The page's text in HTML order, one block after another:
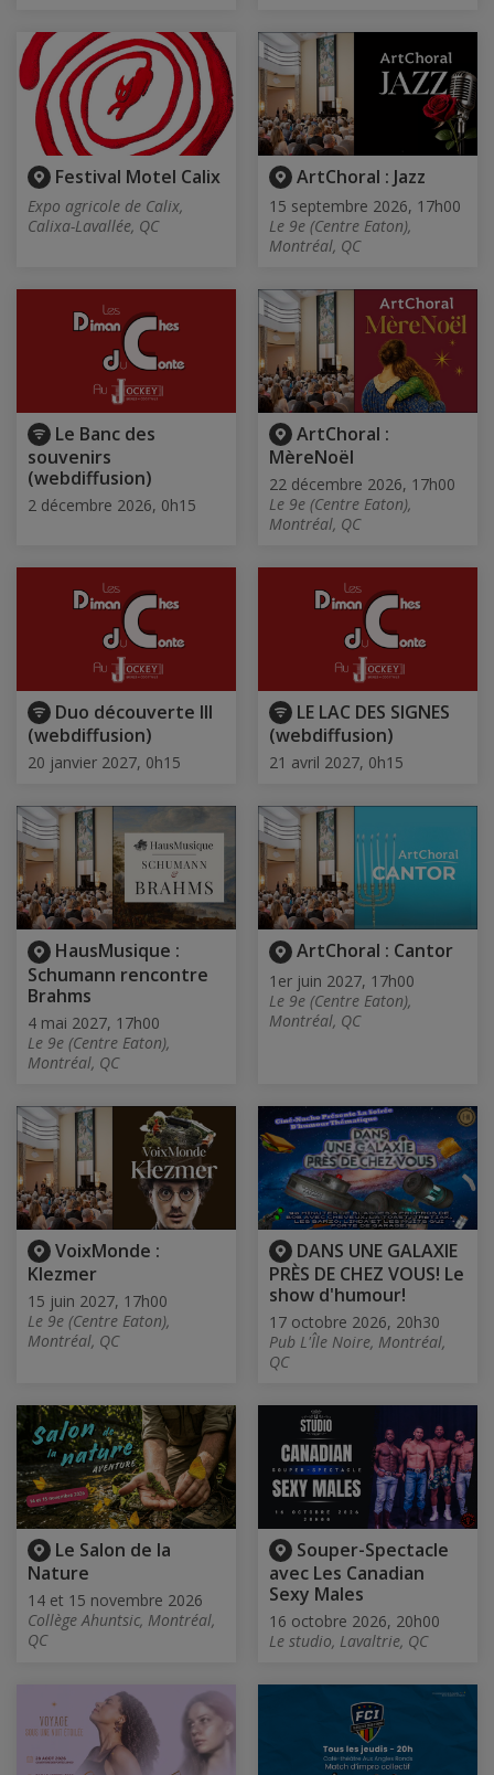
Festival Motel Calix
Expo agricole de Calix,
Calixa-Lavallée, QC
ArtChoral : Jazz
15 septembre 2026, 17h00
Le 9e (Centre Eaton),
Montréal, QC
Le Banc des
souvenirs
(webdiffusion)
2 décembre 2026, 0h15
ArtChoral :
MèreNoël
22 décembre 2026, 17h00
Le 9e (Centre Eaton),
Montréal, QC
Duo découverte III
(webdiffusion)
20 janvier 2027, 0h15
LE LAC DES SIGNES
(webdiffusion)
21 avril 2027, 0h15
HausMusique :
Schumann rencontre
Brahms
4 mai 2027, 17h00
Le 9e (Centre Eaton),
Montréal, QC
ArtChoral : Cantor
1er juin 2027, 17h00
Le 9e (Centre Eaton),
Montréal, QC
VoixMonde :
Klezmer
15 juin 2027, 17h00
Le 9e (Centre Eaton),
Montréal, QC
DANS UNE GALAXIE
PRÈS DE CHEZ VOUS! Le
show d'humour!
17 octobre 2026, 20h30
Pub L'Île Noire, Montréal,
QC
Le Salon de la
Nature
14 et 15 novembre 2026
Collège Ahuntsic, Montréal,
QC
Souper-Spectacle
avec Les Canadian
Sexy Males
16 octobre 2026, 20h00
Le studio, Lavaltrie, QC